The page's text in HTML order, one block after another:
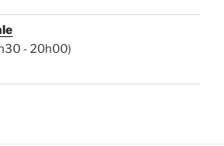
- 20h00)